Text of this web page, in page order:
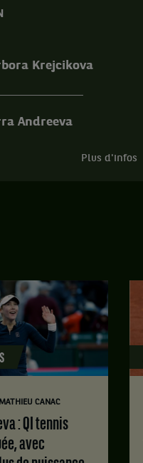
Krejcikova
Andreeva
Plus d'infos
MATHIEU CANAC
avec